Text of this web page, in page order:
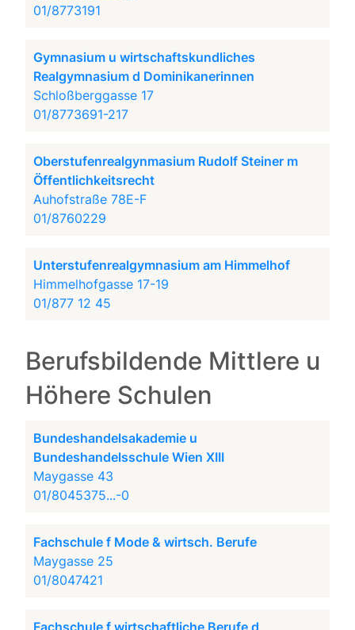
01/8773191
Gymnasium u wirtschaftskundliches
Realgymnasium d Dominikanerinnen
Schloßberggasse 17
01/8773691-217
Oberstufenrealgynmasium Rudolf Steiner m
Öffentlichkeitsrecht
Auhofstraße 78E-F
01/8760229
Unterstufenrealgymnasium am Himmelhof
Himmelhofgasse 17-19
01/877 12 45
Berufsbildende Mittlere u
Höhere Schulen
Bundeshandelsakademie u
Bundeshandelsschule Wien XIII
Maygasse 43
01/8045375...-0
Fachschule f Mode & wirtsch. Berufe
Maygasse 25
01/8047421
Fachschule f wirtschaftliche Berufe d